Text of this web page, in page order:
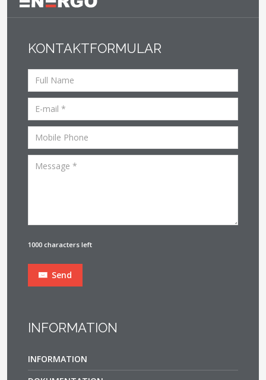
KONTAKTFORMULAR
1000 characters left
Send
INFORMATION
INFORMATION